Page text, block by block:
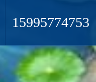
15995774753